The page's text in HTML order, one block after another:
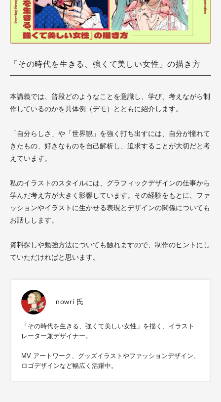
「その時代を生きる、強くて美しい女性」の描き方
本講義では、普段どのようなことを意識し、学び、考えながら制
作しているのかを具体例（デモ）とともに紹介します。
「自分らしさ」や「世界観」を強く打ち出すには、自分が憧れて
きたもの、好きなものを自己解析し、追求することが大切だと考
えています。
私のイラストのスタイルには、グラフィックデザインの仕事から
学んだ考え方が大きく影響しています。その経験をもとに、ファ
ッションやイラストに生かせる表現とデザインの関係についても
お話しします。
資料探しや勉強方法についても触れますので、制作のヒントにし
ていただければと思います。
nowri 氏
「その時代を生きる、強くて美しい女性」を描く、イラスト
レーター兼デザイナー。
MV アートワーク、グッズイラストやファッションデザイン、
ロゴデザインなど幅広く活躍中。